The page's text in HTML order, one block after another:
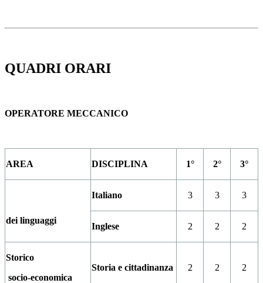
QUADRI ORARI
OPERATORE MECCANICO
AREA DISCIPLINA 1° 2° 3°
dei linguaggi
Italiano 3 3 3
Inglese 2 2 2
Storico
socio-economica
Storia e cittadinanza 2 2 2